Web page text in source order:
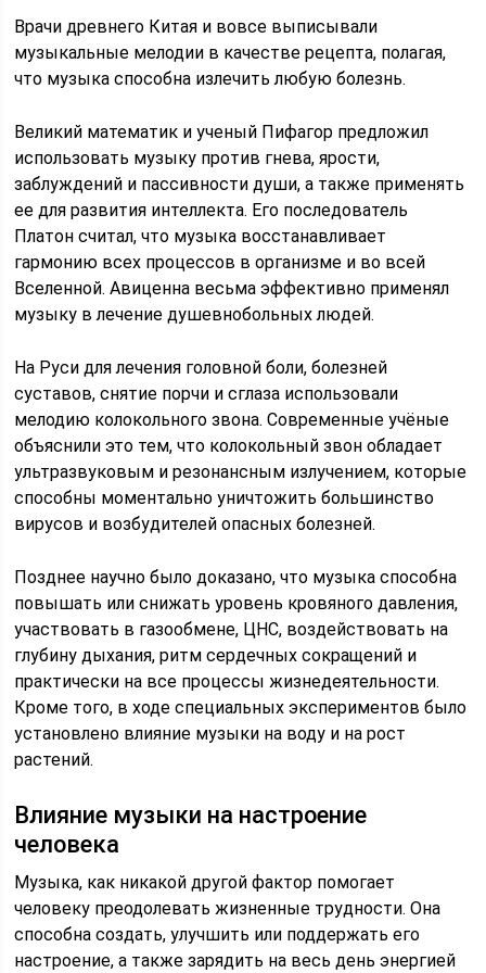
Врачи древнего Китая и вовсе выписывали
музыкальные мелодии в качестве рецепта, полагая,
что музыка способна излечить любую болезнь.
Великий математик и ученый Пифагор предложил
использовать музыку против гнева, ярости,
заблуждений и пассивности души, а также применять
ее для развития интеллекта. Его последователь
Платон считал, что музыка восстанавливает
гармонию всех процессов в организме и во всей
Вселенной. Авиценна весьма эффективно применял
музыку в лечение душевнобольных людей.
На Руси для лечения головной боли, болезней
суставов, снятие порчи и сглаза использовали
мелодию колокольного звона. Современные учёные
объяснили это тем, что колокольный звон обладает
ультразвуковым и резонансным излучением, которые
способны моментально уничтожить большинство
вирусов и возбудителей опасных болезней.
Позднее научно было доказано, что музыка способна
повышать или снижать уровень кровяного давления,
участвовать в газообмене, ЦНС, воздействовать на
глубину дыхания, ритм сердечных сокращений и
практически на все процессы жизнедеятельности.
Кроме того, в ходе специальных экспериментов было
установлено влияние музыки на воду и на рост
растений.
Влияние музыки на настроение
человека
Музыка, как никакой другой фактор помогает
человеку преодолевать жизненные трудности. Она
способна создать, улучшить или поддержать его
настроение, а также зарядить на весь день энергией